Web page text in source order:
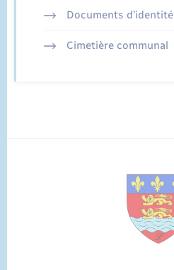
Documents d’identité
Cimetière communal